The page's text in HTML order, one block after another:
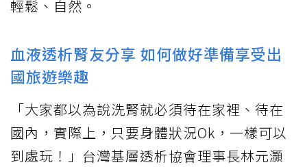
輕鬆、自然。
血液透析腎友分享 如何做好準備享受出
國旅遊樂趣
「大家都以為說洗腎就必須待在家裡、待在
國內，實際上，只要身體狀況Ok，一樣可以
到處玩！」台灣基層透析協會理事長林元灝